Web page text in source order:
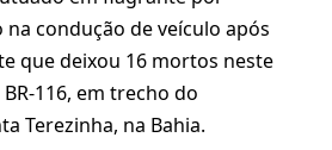
condução de veículo após
que deixou 16 mortos neste
116, em trecho do
Terezinha, na Bahia.